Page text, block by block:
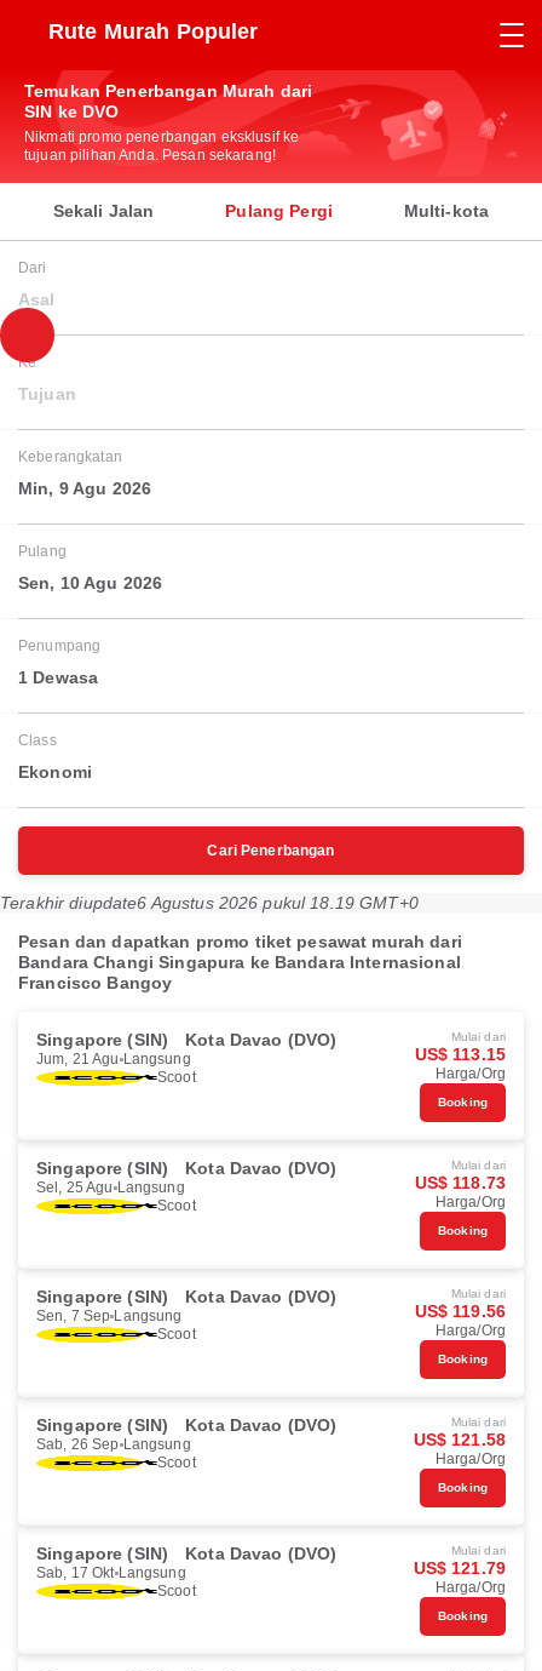
Rute Murah Populer
Temukan Penerbangan Murah dari
SIN ke DVO
Nikmati promo penerbangan eksklusif ke
tujuan pilihan Anda. Pesan sekarang!
Sekali Jalan Pulang Pergi Multi-kota
Dari
Asal
Ke
Tujuan
Keberangkatan
Min, 9 Agu 2026
Pulang
Sen, 10 Agu 2026
Penumpang
1 Dewasa
Class
Ekonomi
Cari Penerbangan
Terakhir diupdate6 Agustus 2026 pukul 18.19 GMT+0
Pesan dan dapatkan promo tiket pesawat murah dari
Bandara Changi Singapura ke Bandara Internasional
Francisco Bangoy
Singapore (SIN) Kota Davao (DVO)
Jum, 21 Agu Langsung
Scoot
Mulai dari
US$ 113.15
Harga/Org
Booking
Singapore (SIN) Kota Davao (DVO)
Sel, 25 Agu Langsung
Scoot
Mulai dari
US$ 118.73
Harga/Org
Booking
Singapore (SIN) Kota Davao (DVO)
Sen, 7 Sep Langsung
Scoot
Mulai dari
US$ 119.56
Harga/Org
Booking
Singapore (SIN) Kota Davao (DVO)
Sab, 26 Sep Langsung
Scoot
Mulai dari
US$ 121.58
Harga/Org
Booking
Singapore (SIN) Kota Davao (DVO)
Sab, 17 Okt Langsung
Scoot
Mulai dari
US$ 121.79
Harga/Org
Booking